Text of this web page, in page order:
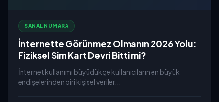
SANAL NUMARA
İnternette Görünmez Olmanın 2026 Yolu:
Fiziksel Sim Kart Devri Bitti mi?
İnternet kullanımı büyüdükçe kullanıcıların en büyük
endişelerinden biri kişisel veriler...